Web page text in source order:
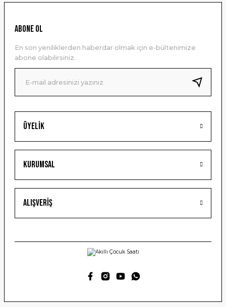
Ürün resmi kalitesiz, bozuk veya görüntülenemiyor.
Ürün bilgilerinde hatalar bulunuyor.
Ürün fiyatı diğer sitelerden daha pahalı.
Bu ürüne benzer farklı alternatifler olmalı.
Gönder
Üyelik
Kurumsal
Alışveriş
ABONE OL
En son yeniliklerden haberdar olmak için e-bültenimize
abone olabilirsiniz.